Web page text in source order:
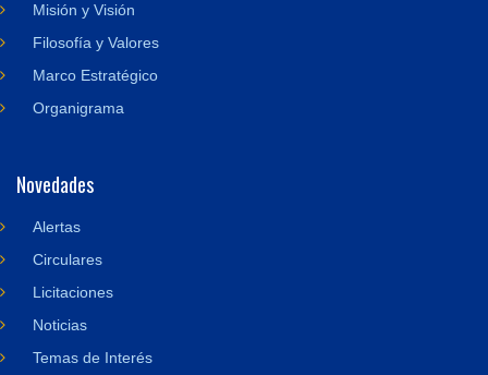
Misión y Visión
Filosofía y Valores
Marco Estratégico
Organigrama
Novedades
Alertas
Circulares
Licitaciones
Noticias
Temas de Interés